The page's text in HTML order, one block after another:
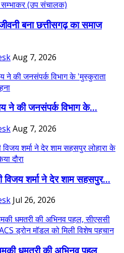
बना छत्तीसगढ़ का समाज
Aug 7, 2026
ने की जनसंपर्क विभाग के...
Aug 7, 2026
विजय शर्मा ने देर शाम सहसपुर...
Jul 26, 2026